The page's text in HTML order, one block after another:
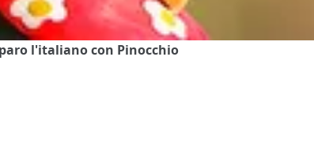
l'italiano con Pinocchio